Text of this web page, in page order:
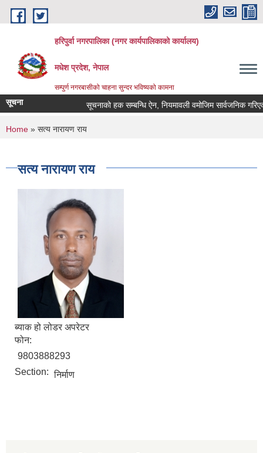
Skip to main content
हरिपुर्वा नगरपालिका (नगर कार्यपालिकाको कार्यालय)
मधेश प्रदेश, नेपाल
सम्पुर्ण नगरबासीको चाहना सुन्दर भविष्यको कामना
सूचना सूचनाको हक सम्बन्धि ऐन, नियमावली वमोजिम सार्वजनिक
You are here
Home » सत्य नारायण राय
सत्य नारायण राय
ब्याक हो लोडर अपरेटर
फोन:
9803888293
Section: निर्माण